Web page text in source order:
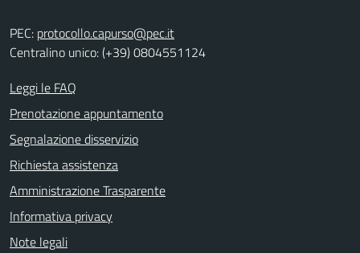
PEC: protocollo.capurso@pec.it
Centralino unico: (+39) 0804551124
Leggi le FAQ
Prenotazione appuntamento
Segnalazione disservizio
Richiesta assistenza
Amministrazione Trasparente
Informativa privacy
Note legali